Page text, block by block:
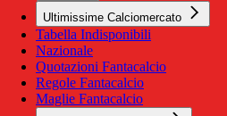
Ultimissime Calciomercato
Tabella Indisponibili
Nazionale
Quotazioni Fantacalcio
Regole Fantacalcio
Maglie Fantacalcio